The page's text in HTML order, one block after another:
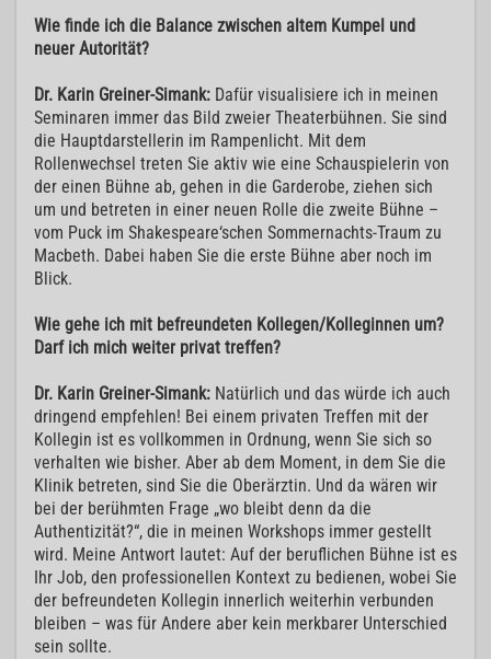
Wie finde ich die Balance zwischen altem Kumpel und
neuer Autorität?
Dr. Karin Greiner-Simank: Dafür visualisiere ich in meinen
Seminaren immer das Bild zweier Theaterbühnen. Sie sind
die Hauptdarstellerin im Rampenlicht. Mit dem
Rollenwechsel treten Sie aktiv wie eine Schauspielerin von
der einen Bühne ab, gehen in die Garderobe, ziehen sich
um und betreten in einer neuen Rolle die zweite Bühne –
vom Puck im Shakespeare‘schen Sommernachts-Traum zu
Macbeth. Dabei haben Sie die erste Bühne aber noch im
Blick.
Wie gehe ich mit befreundeten Kollegen/Kolleginnen um?
Darf ich mich weiter privat treffen?
Dr. Karin Greiner-Simank: Natürlich und das würde ich auch
dringend empfehlen! Bei einem privaten Treffen mit der
Kollegin ist es vollkommen in Ordnung, wenn Sie sich so
verhalten wie bisher. Aber ab dem Moment, in dem Sie die
Klinik betreten, sind Sie die Oberärztin. Und da wären wir
bei der berühmten Frage „wo bleibt denn da die
Authentizität?“, die in meinen Workshops immer gestellt
wird. Meine Antwort lautet: Auf der beruflichen Bühne ist es
Ihr Job, den professionellen Kontext zu bedienen, wobei Sie
der befreundeten Kollegin innerlich weiterhin verbunden
bleiben – was für Andere aber kein merkbarer Unterschied
sein sollte.